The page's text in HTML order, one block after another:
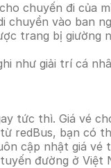
chuyến đi của
vào ban
trang bị
như giải trí cá
tức thì. Giá vé
redBus, bạn có
cập nhật giá
đường ở Việt